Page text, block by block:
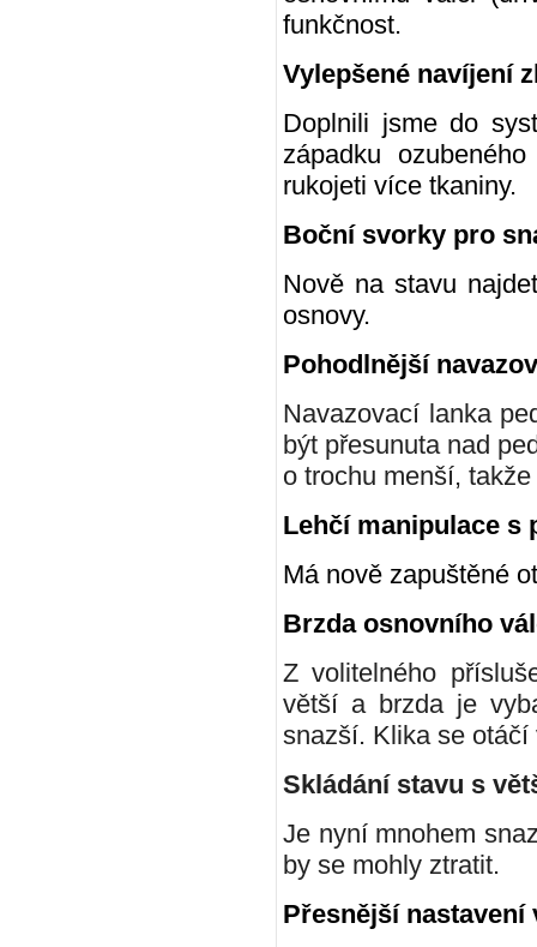
funkčnost.
Vylepšené navíjení
Doplnili jsme do
západku
rukojeti více tkaniny.
Boční svorky pro
Nově na stavu
osnovy.
Pohodlnější
Navazovací lanka
být přesunuta nad
o trochu menší,
Lehčí manipulace s
Má nově zapuštěné
Brzda osnovního
Z volitelného
větší a brzda je
snazší. Klika se
Skládání stavu s
Je nyní mnohem
by se mohly ztratit.
Přesnější nastavení